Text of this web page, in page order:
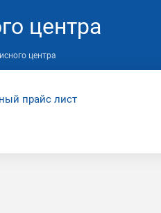
центра
центра
прайс лист